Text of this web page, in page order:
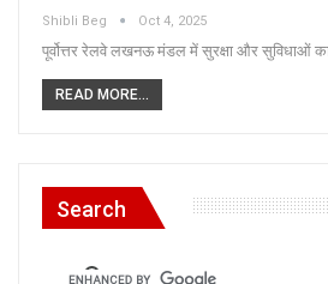
Shibli Beg Oct 4, 2025
पूर्वोत्तर रेलवे लखनऊ मंडल में सुरक्षा और सुविधाओं का
READ MORE...
Search